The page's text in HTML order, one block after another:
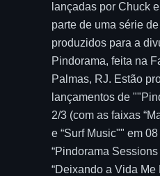
lançadas por Chuck
parte de uma série
produzidos para a
Pindorama, feita na
Palmas, RJ. Estão
lançamentos de
2/3 (com as faixas
e “Surf Music"" em
“Pindorama
“Deixando a Vida Me